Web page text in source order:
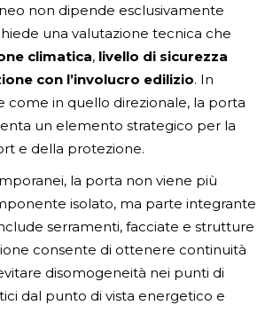
non dipende esclusivamente
una valutazione tecnica che
climatica, livello di sicurezza
con l’involucro edilizio. In
come in quello direzionale, la porta
un elemento strategico per la
e della protezione.
la porta non viene più
isolato, ma parte integrante
serramenti, facciate e strutture
consente di ottenere continuità
disomogeneità nei punti di
dal punto di vista energetico e